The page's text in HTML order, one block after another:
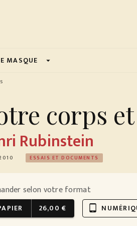
MASQUE arrow_drop_down
corps
Rubinstein
ESSAIS ET DOCUMENTS
selon votre format
26,00 € tablet_android